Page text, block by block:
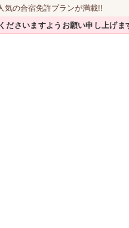
気の合宿免許プランが満載!!
ださいますようお願い申し上げま